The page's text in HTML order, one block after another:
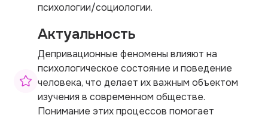
психологии/социологии.
Актуальность
Депривационные феномены влияют на
психологическое состояние и поведение
человека, что делает их важным объектом
изучения в современном обществе.
Понимание этих процессов помогает